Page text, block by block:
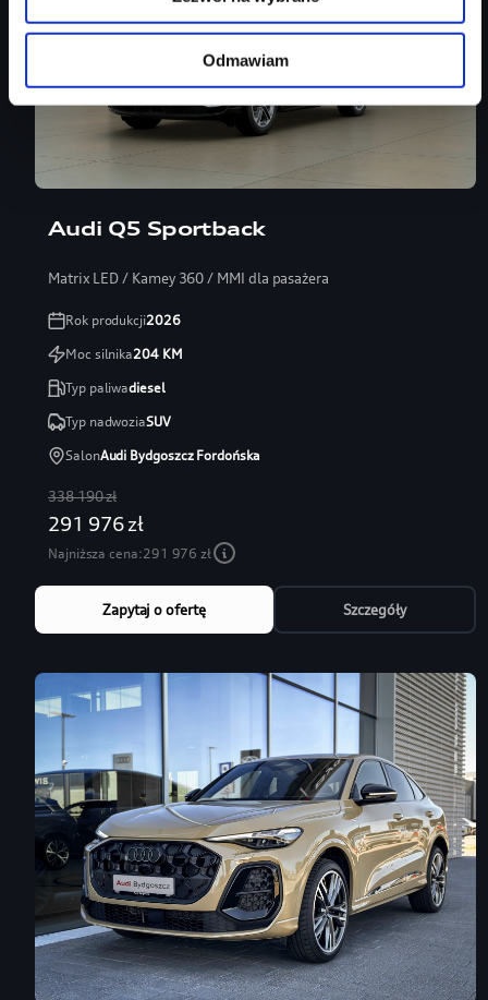
Odmawiam
Audi Q5 Sportback
Matrix LED / Kamey 360 / MMI dla pasażera
Rok produkcji2026
Moc silnika204KM
Typ paliwadiesel
Typ nadwoziaSUV
SalonAudi Bydgoszcz Fordońska
338 190 zł
291 976 zł
Najniższa cena:291 976 zł
Zapytaj o ofertę Szczegóły